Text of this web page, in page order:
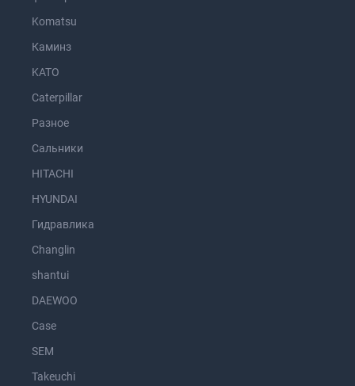
Komatsu
Каминз
KATO
Caterpillar
Разное
Сальники
HITACHI
HYUNDAI
Гидравлика
Changlin
shantui
DAEWOO
Case
SEM
Takeuchi